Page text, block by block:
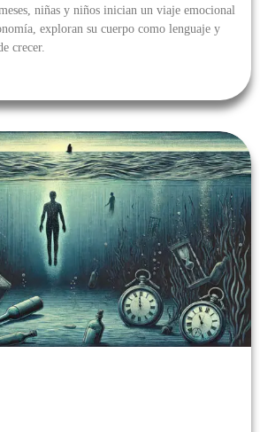
niñas y niños inician un viaje emocional
exploran su cuerpo como lenguaje y
crecer.